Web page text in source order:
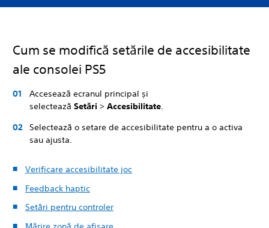
Cum se modifică setările de accesibilitate
ale consolei PS5
Accesează ecranul principal și
selectează Setări > Accesibilitate.
Selectează o setare de accesibilitate pentru a o activa
sau ajusta.
Verificare accesibilitate joc
Feedback haptic
Setări pentru controler